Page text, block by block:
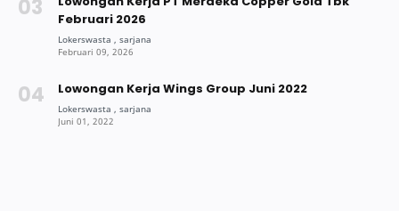
Februari 2026
Lowongan Kerja Wings Group Juni 2022